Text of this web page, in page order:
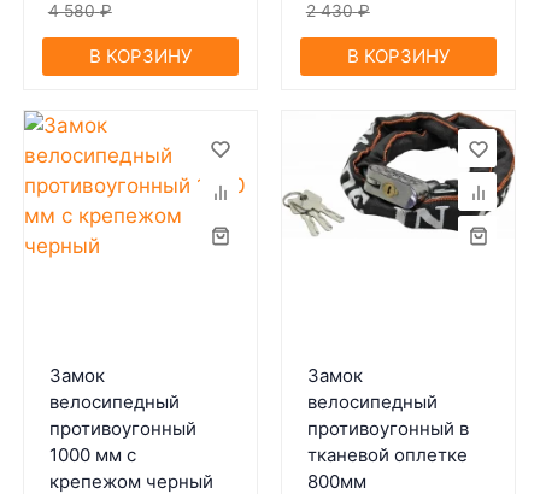
4 580 ₽
В КОРЗИНУ
2 430 ₽
В КОРЗИНУ
Замок
велосипедный
противоугонный
1000 мм с
крепежом черный
Замок
велосипедный
противоугонный в
тканевой оплетке
800мм